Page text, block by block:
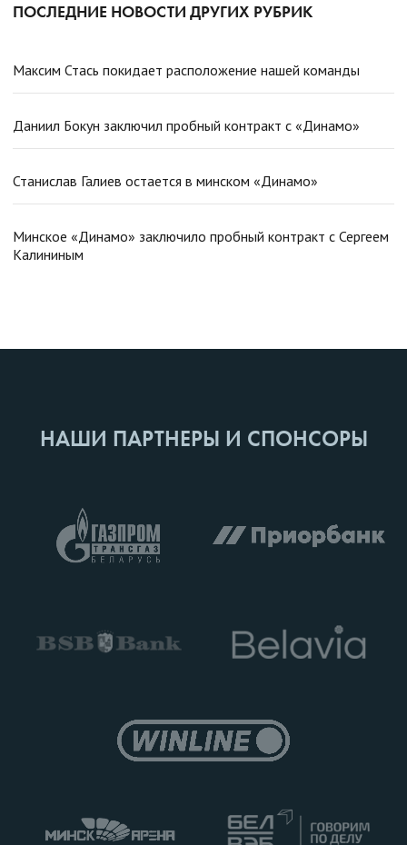
ПОСЛЕДНИЕ НОВОСТИ ДРУГИХ РУБРИК
Максим Стась покидает расположение нашей команды
Даниил Бокун заключил пробный контракт с «Динамо»
Станислав Галиев остается в минском «Динамо»
Минское «Динамо» заключило пробный контракт с Сергеем
Калининым
НАШИ ПАРТНЕРЫ И СПОНСОРЫ